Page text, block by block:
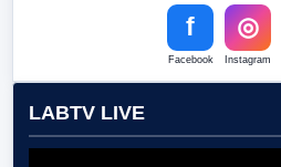
f
Facebook
◎
Instagram
LABTV LIVE